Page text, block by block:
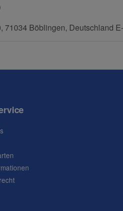
Böblingen, Deutschland